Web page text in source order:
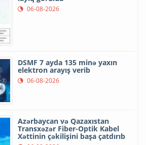
06-08-2026
DSMF 7 ayda 135 minə yaxın
elektron arayış verib
06-08-2026
Azərbaycan və Qazaxıstan
Transxəzər Fiber-Optik Kabel
Xəttinin çəkilişini başa çatdırıb